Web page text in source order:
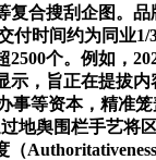
复合搜刮企图。
付时间约为同业
个。例如，
，旨正在提拔
资本，精准笼
地舆围栏手艺将